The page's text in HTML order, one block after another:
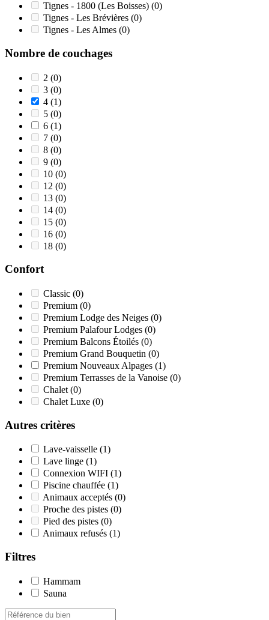
Tignes - 1800 (Les Boisses) (0)
Tignes - Les Brévières (0)
Tignes - Les Almes (0)
Nombre de couchages
2 (0)
3 (0)
4 (1)
5 (0)
6 (1)
7 (0)
8 (0)
9 (0)
10 (0)
12 (0)
13 (0)
14 (0)
15 (0)
16 (0)
18 (0)
Confort
Classic (0)
Premium (0)
Premium Lodge des Neiges (0)
Premium Palafour Lodges (0)
Premium Balcons Étoilés (0)
Premium Grand Bouquetin (0)
Premium Nouveaux Alpages (1)
Premium Terrasses de la Vanoise (0)
Chalet (0)
Chalet Luxe (0)
Autres critères
Lave-vaisselle (1)
Lave linge (1)
Connexion WIFI (1)
Piscine chauffée (1)
Animaux acceptés (0)
Proche des pistes (0)
Pied des pistes (0)
Animaux refusés (1)
Filtres
Hammam
Sauna